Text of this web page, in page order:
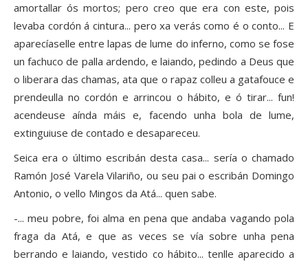
amortallar ós mortos; pero creo que era con este, pois
levaba cordón á cintura... pero xa verás como é o conto... E
aparecíaselle entre lapas de lume do inferno, como se fose
un fachuco de palla ardendo, e laiando, pedindo a Deus que
o liberara das chamas, ata que o rapaz colleu a gatafouce e
prendeulla no cordón e arrincou o hábito, e ó tirar... fun!
acendeuse aínda máis e, facendo unha bola de lume,
extinguiuse de contado e desapareceu.
Seica era o último escribán desta casa... sería o chamado
Ramón José Varela Vilariño, ou seu pai o escribán Domingo
Antonio, o vello Mingos da Atá... quen sabe.
-... meu pobre, foi alma en pena que andaba vagando pola
fraga da Atá, e que as veces se vía sobre unha pena
berrando e laiando, vestido co hábito... tenlle aparecido a